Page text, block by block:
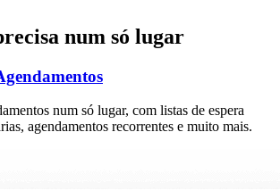
num só lugar
num só lugar, com listas de espera
agendamentos recorrentes e muito mais.